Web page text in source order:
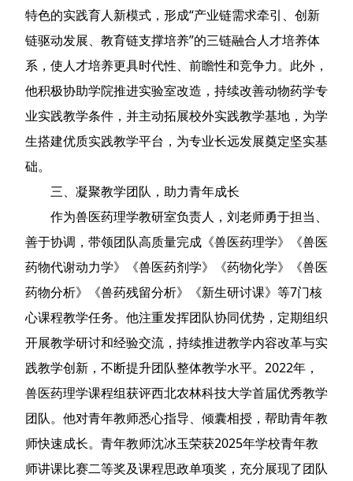
特色的实践育人新模式，形成“产业链需求牵引、创新
链驱动发展、教育链支撑培养”的三链融合人才培养体
系，使人才培养更具时代性、前瞻性和竞争力。此外，
他积极协助学院推进实验室改造，持续改善动物药学专
业实践教学条件，并主动拓展校外实践教学基地，为学
生搭建优质实践教学平台，为专业长远发展奠定坚实基
础。
三、凝聚教学团队，助力青年成长
作为兽医药理学教研室负责人，刘老师勇于担当、
善于协调，带领团队高质量完成《兽医药理学》《兽医
药物代谢动力学》《兽医药剂学》《药物化学》《兽医
药物分析》《兽药残留分析》《新生研讨课》等7门核
心课程教学任务。他注重发挥团队协同优势，定期组织
开展教学研讨和经验交流，持续推进教学内容改革与实
践教学创新，不断提升团队整体教学水平。2022年，
兽医药理学课程组获评西北农林科技大学首届优秀教学
团队。他对青年教师悉心指导、倾囊相授，帮助青年教
师快速成长。青年教师沈冰玉荣获2025年学校青年教
师讲课比赛二等奖及课程思政单项奖，充分展现了团队